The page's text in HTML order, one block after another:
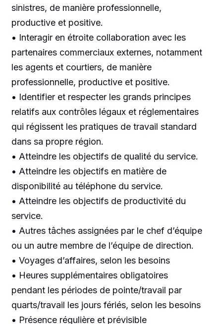
sinistres, de manière professionnelle,
productive et positive.
• Interagir en étroite collaboration avec les
partenaires commerciaux externes, notamment
les agents et courtiers, de manière
professionnelle, productive et positive.
• Identifier et respecter les grands principes
relatifs aux contrôles légaux et réglementaires
qui régissent les pratiques de travail standard
dans sa propre région.
• Atteindre les objectifs de qualité du service.
• Atteindre les objectifs en matière de
disponibilité au téléphone du service.
• Atteindre les objectifs de productivité du
service.
• Autres tâches assignées par le chef d’équipe
ou un autre membre de l’équipe de direction.
• Voyages d’affaires, selon les besoins
• Heures supplémentaires obligatoires
pendant les périodes de pointe/travail par
quarts/travail les jours fériés, selon les besoins
• Présence régulière et prévisible